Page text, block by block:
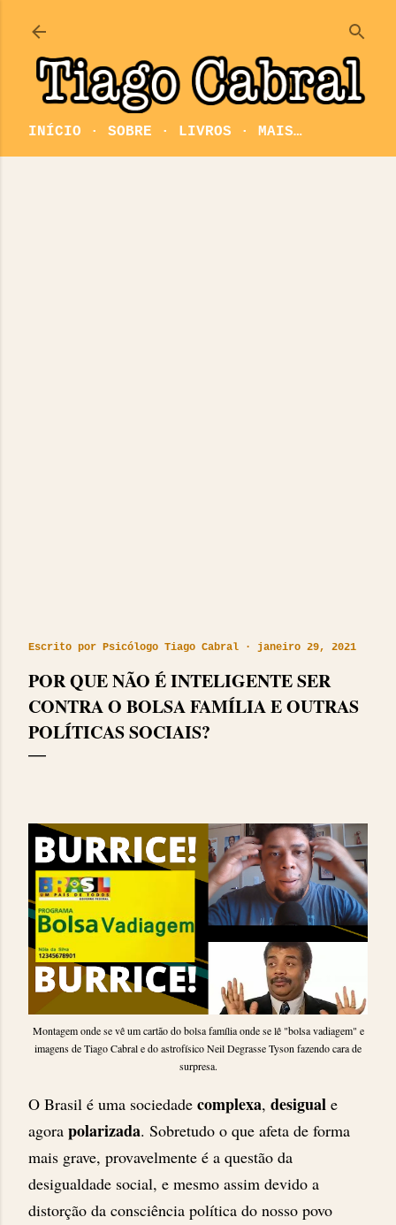
INÍCIO SOBRE LIVROS MAIS…
Escrito por Psicólogo Tiago Cabral janeiro 29, 2021
POR QUE NÃO É INTELIGENTE SER
CONTRA O BOLSA FAMÍLIA E OUTRAS
POLÍTICAS SOCIAIS?
Montagem onde se vê um cartão do bolsa família onde se lê "bolsa vadiagem" e
imagens de Tiago Cabral e do astrofísico Neil Degrasse Tyson fazendo cara de
surpresa.
O Brasil é uma sociedade complexa, desigual e
agora polarizada. Sobretudo o que afeta de forma
mais grave, provavelmente é a questão da
desigualdade social, e mesmo assim devido a
distorção da consciência política do nosso povo